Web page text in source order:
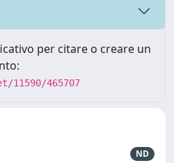
per citare o creare un
465707
ND